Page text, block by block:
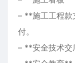
– **施工工程款
付。
– **安全技术交